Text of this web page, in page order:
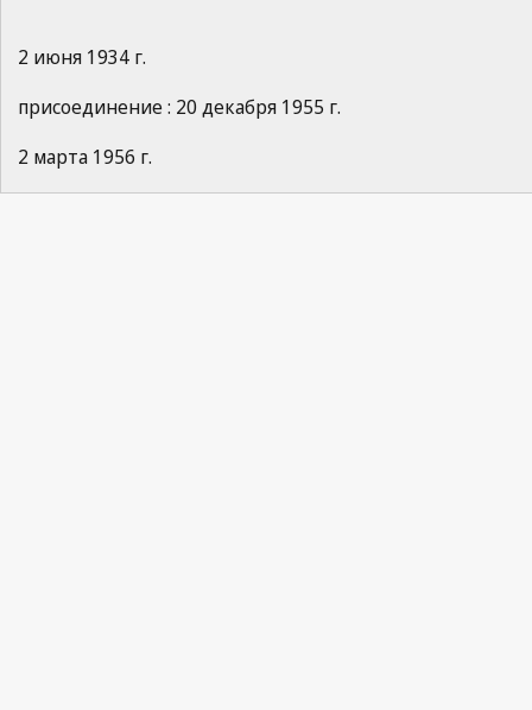
2 июня 1934 г.
присоединение : 20 декабря 1955 г.
2 марта 1956 г.